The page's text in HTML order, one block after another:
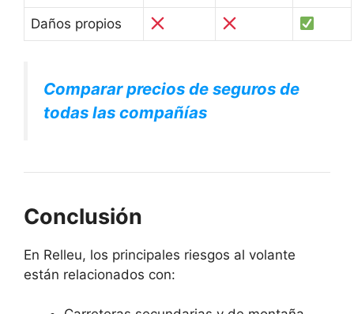
Daños propios
Comparar precios de seguros de
todas las compañías
Conclusión
En Relleu, los principales riesgos al volante
están relacionados con: